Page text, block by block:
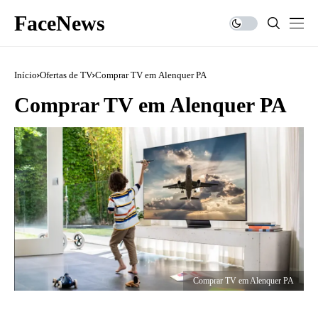
FaceNews
Início Ofertas de TV Comprar TV em Alenquer PA
Comprar TV em Alenquer PA
Comprar TV em Alenquer PA